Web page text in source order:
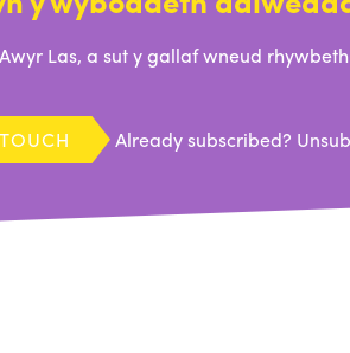
Las, a sut y gallaf wneud
Already subscribed?